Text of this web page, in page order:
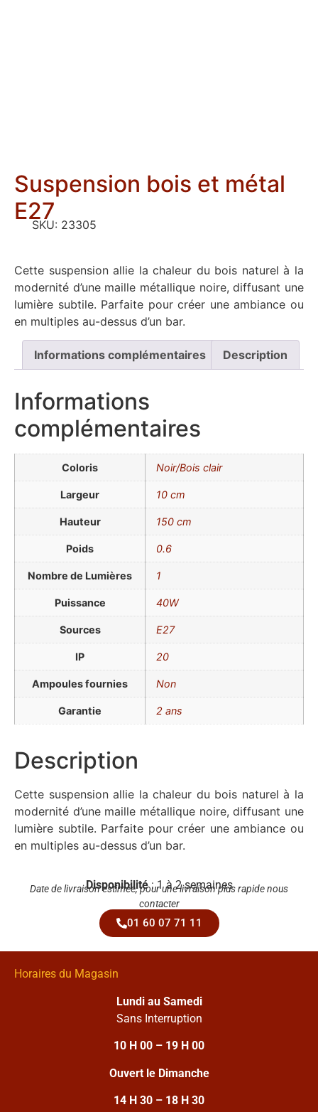
Suspension bois et métal
E27
SKU: 23305
Cette suspension allie la chaleur du bois naturel à la
modernité d’une maille métallique noire, diffusant une
lumière subtile. Parfaite pour créer une ambiance ou
en multiples au-dessus d’un bar.
Informations complémentaires Description
Informations
complémentaires
Coloris Noir/Bois clair
Largeur 10 cm
Hauteur 150 cm
Poids 0.6
Nombre de Lumières 1
Puissance 40W
Sources E27
IP 20
Ampoules fournies Non
Garantie 2 ans
Description
Cette suspension allie la chaleur du bois naturel à la
modernité d’une maille métallique noire, diffusant une
lumière subtile. Parfaite pour créer une ambiance ou
en multiples au-dessus d’un bar.
Disponibilité: 1 à 2 semaines
Date de livraison estimée, pour une livraison plus rapide nous
contacter
01 60 07 71 11
Horaires du Magasin
Lundi au Samedi
Sans Interruption
10 H 00 – 19 H 00
Ouvert le Dimanche
14 H 30 – 18 H 30